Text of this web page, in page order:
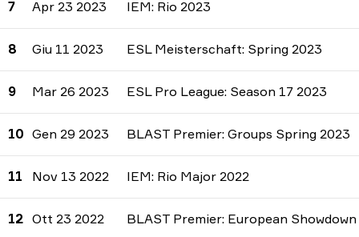
7 Apr 23 2023 IEM: Rio 2023
8 Giu 11 2023 ESL Meisterschaft: Spring 2023
9 Mar 26 2023 ESL Pro League: Season 17 2023
10 Gen 29 2023 BLAST Premier: Groups Spring 2023
11 Nov 13 2022 IEM: Rio Major 2022
12 Ott 23 2022 BLAST Premier: European Showdown